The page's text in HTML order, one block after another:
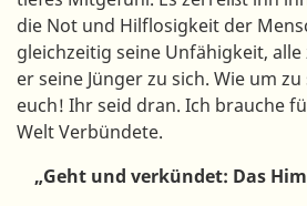
die Not und Hilflosigkeit der
gleichzeitig seine Unfähigkeit,
er seine Jünger zu sich. Wie um
euch! Ihr seid dran. Ich brauche
Welt Verbündete.
„Geht und verkündet: Das